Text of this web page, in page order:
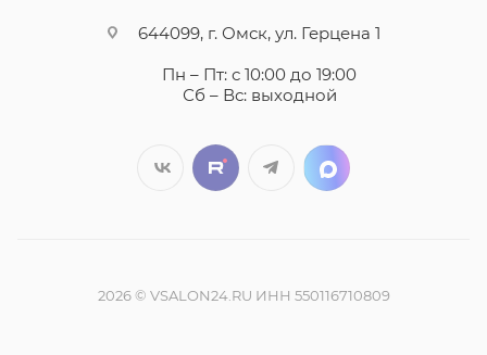
644099, г. Омск, ул. Герцена 1
Пн – Пт: с 10:00 до 19:00
Сб – Вс: выходной
2026 © VSALON24.RU ИНН 550116710809